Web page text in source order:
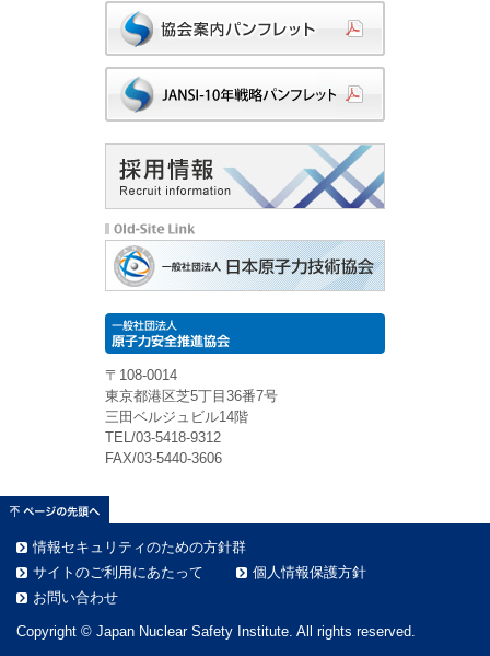
〒108-0014
東京都港区芝5丁目36番7号
三田ベルジュビル14階
TEL/03-5418-9312
FAX/03-5440-3606
情報セキュリティのための方針群
サイトのご利用にあたって
個人情報保護方針
お問い合わせ
Copyright © Japan Nuclear Safety Institute. All rights reserved.